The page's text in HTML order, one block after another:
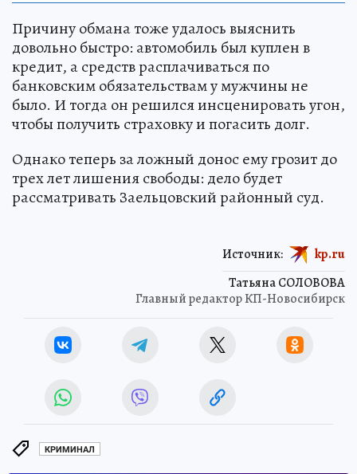
Причину обмана тоже удалось выяснить
довольно быстро: автомобиль был куплен в
кредит, а средств расплачиваться по
банковским обязательствам у мужчины не
было. И тогда он решился инсценировать угон,
чтобы получить страховку и погасить долг.
Однако теперь за ложный донос ему грозит до
трех лет лишения свободы: дело будет
рассматривать Заельцовский районный суд.
Татьяна СОЛОВОВА
Главный редактор КП-Новосибирск
Источник: kp.ru
КРИМИНАЛ